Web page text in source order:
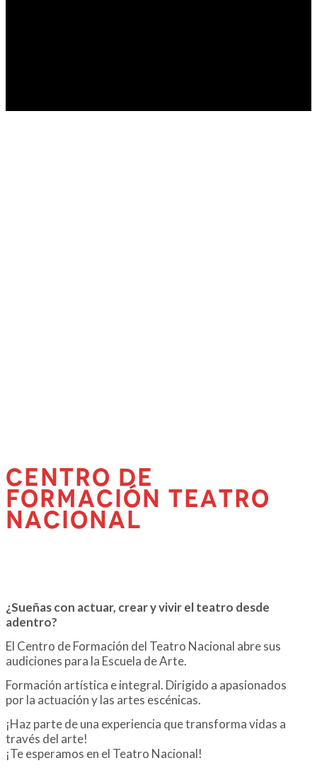
CENTRO DE
FORMACIÓN TEATRO
NACIONAL
¿Sueñas con actuar, crear y vivir el teatro desde
adentro?
El Centro de Formación del Teatro Nacional abre sus
audiciones para la Escuela de Arte.
Formación artística e integral. Dirigido a apasionados
por la actuación y las artes escénicas.
¡Haz parte de una experiencia que transforma vidas a
través del arte!
¡Te esperamos en el Teatro Nacional!